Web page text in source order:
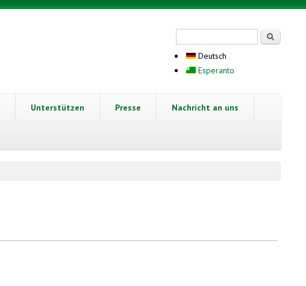
Deutsch
Esperanto
Unterstützen Presse Nachricht an uns